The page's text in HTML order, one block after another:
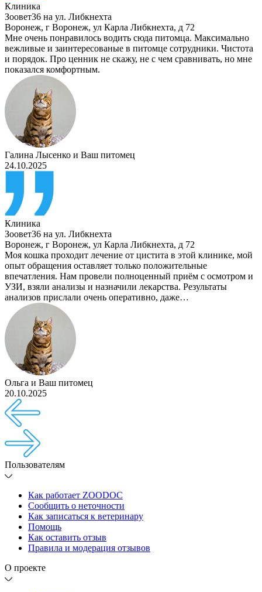
Клиника
Зоовет36 на ул. Либкнехта
Воронеж, г Воронеж, ул Карла Либкнехта, д 72
Мне очень понравилось водить сюда питомца. Максимально
вежливые и заинтересованые в питомце сотрудники. Чистота
и порядок. Про ценник не скажу, не с чем сравнивать, но мне
показался комфортным.
Галина Лысенко и Ваш питомец
24.10.2025
Клиника
Зоовет36 на ул. Либкнехта
Воронеж, г Воронеж, ул Карла Либкнехта, д 72
Моя кошка проходит лечение от цистита в этой клинике, мой
опыт обращения оставляет только положительные
впечатления. Нам провели полноценный приём с осмотром и
УЗИ, взяли анализы и назначили лекарства. Результаты
анализов прислали очень оперативно, даже…
Ольга и Ваш питомец
20.10.2025
Пользователям
Как работает ZOODOC
Сообщить о неточности
Как записаться к ветеринару
Помощь
Как оставить отзыв
Правила и модерация отзывов
О проекте